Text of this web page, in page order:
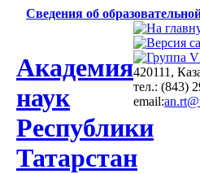
Сведения об
Академия
наук
Республики
Татарстан
420111,
тел.: (843)
email: